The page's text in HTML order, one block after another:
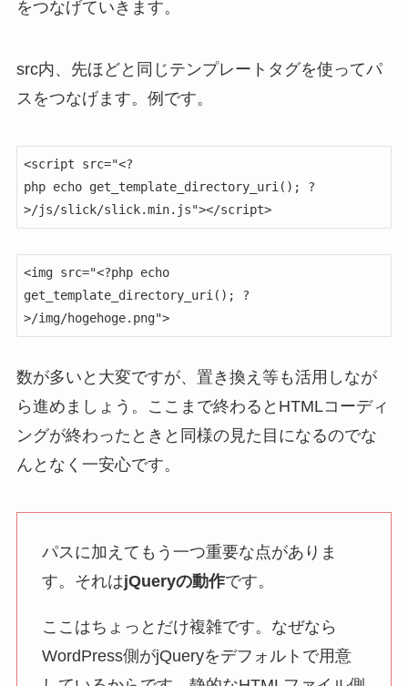
をつなげていきます。
src内、先ほどと同じテンプレートタグを使ってパ
スをつなげます。例です。
<script src="<?
php echo get_template_directory_uri(); ?
>/js/slick/slick.min.js"></script>
<img src="<?php echo
get_template_directory_uri(); ?
>/img/hogehoge.png">
数が多いと大変ですが、置き換え等も活用しなが
ら進めましょう。ここまで終わるとHTMLコーディ
ングが終わったときと同様の見た目になるのでな
んとなく一安心です。
パスに加えてもう一つ重要な点がありま
す。それはjQueryの動作です。
ここはちょっとだけ複雑です。なぜなら
WordPress側がjQueryをデフォルトで用意